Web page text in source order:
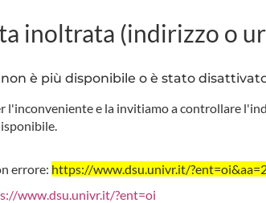
inoltrata (indirizzo o
è più disponibile o è stato
l'inconveniente e la invitiamo a controllare
errore: https://www.dsu.univr.it/
www.dsu.univr.it/?ent=oi